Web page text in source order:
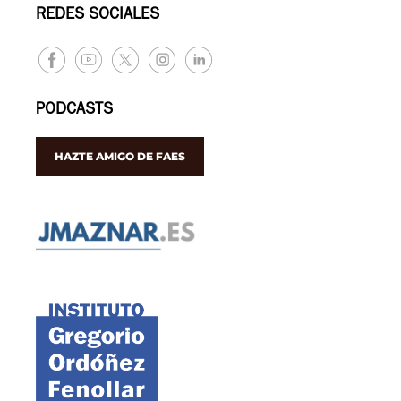
REDES SOCIALES
PODCASTS
HAZTE AMIGO DE FAES